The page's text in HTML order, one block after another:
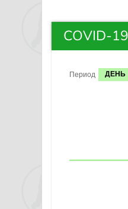
COVID-
Период ДЕНЬ